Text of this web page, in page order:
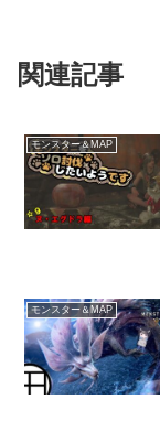
関連記事
モンスター＆MAP
モンスター＆MAP